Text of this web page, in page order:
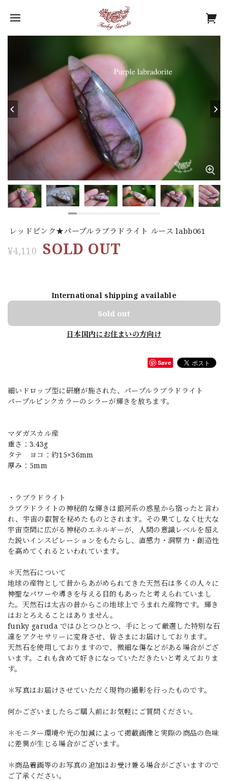
レッドピンク★パープルラブラドライト ルース labb061
¥4,110 SOLD OUT
International shipping available
Sold out
日本国内にお住まいの方向け
Save
細いドロップ型に研磨が施された、パープルラブラドライト
パープルピンクカラーのシラーが輝きを放ちます。
マダガスカル産
重さ：3.43g
タテ ヨコ：約15×36mm
厚み：5mm
・ラブラドライト
ラブラドライトの神秘的な輝きは銀河系の惑星から宿ったと言わ
れ、宇宙の叡智を秘めたものとされます。その果てしなく壮大な
宇宙空間に広がる神秘のエネルギーが、人間の意識レベルを超え
た鋭いインスピレーションをもたらし、直感力・洞察力・創造性
を高めてくれるといわれています。
＊天然石について
地球の産物として昔からあがめられてきた天然石は多くの人々に
神聖なパワーや導きを与える目的もあったと考えられていまし
た。天然石は太古の昔からこの地球上でうまれた産物です。輝き
はおとろえることはありません。
funky garuda ではひとつひとつ、手にとって厳選した特別な石
達をアクセサリーに変身させ、皆さまにお届けしております。
天然石を使用しておりますので、微細な傷などがある場合がござ
います。これも含めて好きになっていただきたいと考えておりま
す。
＊写真はお届けさせていただく現物の撮影を行ったものです。
何かございましたらご購入前にお気軽にご質問ください。
＊モニター環境や光の加減によって掲載画像と実際の商品の色味
に差異が生じる場合がございます。
＊商品着画等のお写真の追加はお受け兼る場合がございますので
ご了承ください。